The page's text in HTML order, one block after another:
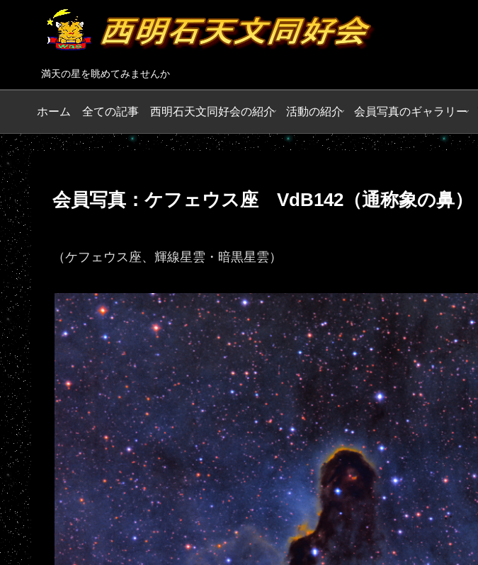
満天の星を眺めてみませんか
ホーム 全ての記事 西明石天文同好会の紹介 活動の紹介 会員写真のギャラリー
会員写真：ケフェウス座 VdB142（通称象の鼻）
（ケフェウス座、輝線星雲・暗黒星雲）